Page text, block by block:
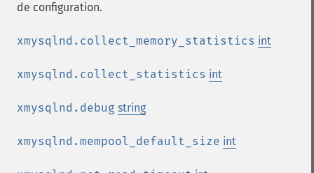
de configuration.
xmysqlnd.collect_memory_statistics int
xmysqlnd.collect_statistics int
xmysqlnd.debug string
xmysqlnd.mempool_default_size int